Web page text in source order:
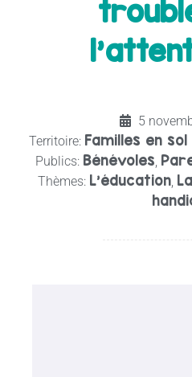
5
Territoire: Familles en
Publics: Bénévoles
Thèmes: L'éducation